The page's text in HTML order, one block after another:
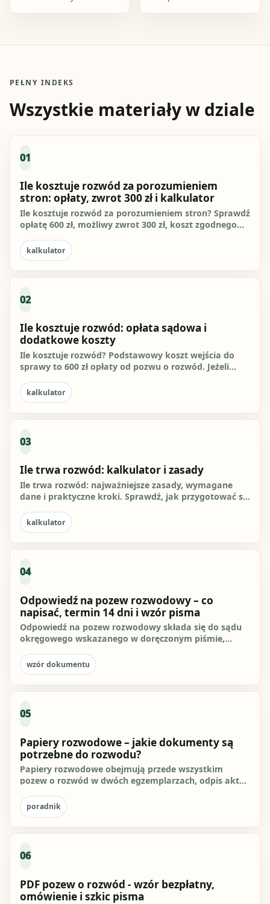
stron.
o winie.
PEŁNY INDEKS
Wszystkie materiały w dziale
01
Ile kosztuje rozwód za porozumieniem
stron: opłaty, zwrot 300 zł i kalkulator
Ile kosztuje rozwód za porozumieniem stron? Sprawdź
opłatę 600 zł, możliwy zwrot 300 zł, koszt zgodnego
kalkulator
02
Ile kosztuje rozwód: opłata sądowa i
dodatkowe koszty
Ile kosztuje rozwód? Podstawowy koszt wejścia do
sprawy to 600 zł opłaty od pozwu o rozwód. Jeżeli
kalkulator
03
Ile trwa rozwód: kalkulator i zasady
Ile trwa rozwód: najważniejsze zasady, wymagane
dane i praktyczne kroki. Sprawdź, jak przygotować się
kalkulator
04
Odpowiedź na pozew rozwodowy – co
napisać, termin 14 dni i wzór pisma
Odpowiedź na pozew rozwodowy składa się do sądu
okręgowego wskazanego w doręczonym piśmie,
wzór dokumentu
05
Papiery rozwodowe – jakie dokumenty są
potrzebne do rozwodu?
Papiery rozwodowe obejmują przede wszystkim
pozew o rozwód w dwóch egzemplarzach, odpis aktu
poradnik
06
PDF pozew o rozwód - wzór bezpłatny,
omówienie i szkic pisma